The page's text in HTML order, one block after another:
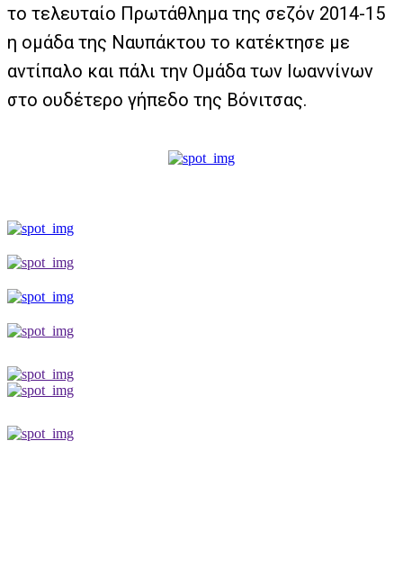
το τελευταίο Πρωτάθλημα της σεζόν 2014-15
η ομάδα της Ναυπάκτου το κατέκτησε με
αντίπαλο και πάλι την Ομάδα των Ιωαννίνων
στο ουδέτερο γήπεδο της Βόνιτσας.